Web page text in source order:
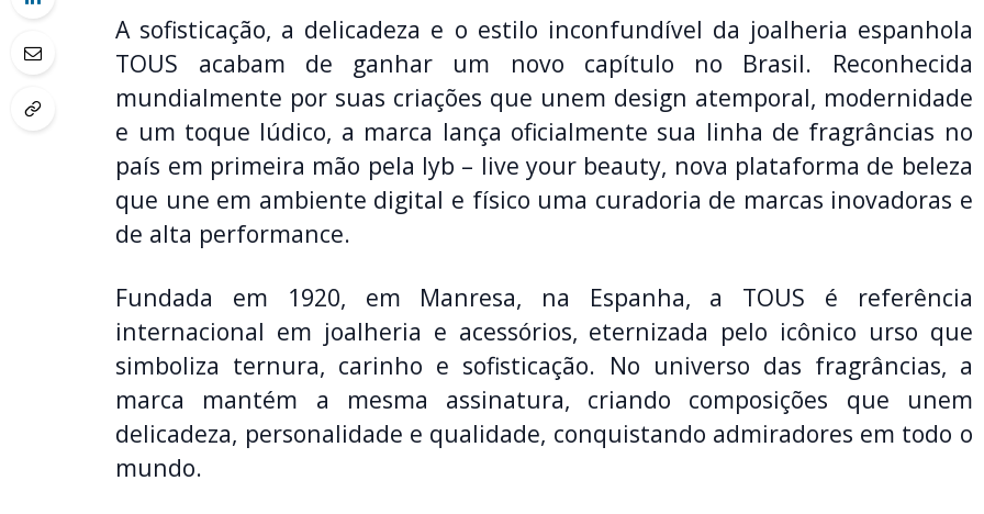
A sofisticação, a delicadeza e o estilo inconfundível da joalheria espanhola
TOUS acabam de ganhar um novo capítulo no Brasil. Reconhecida
mundialmente por suas criações que unem design atemporal, modernidade
e um toque lúdico, a marca lança oficialmente sua linha de fragrâncias no
país em primeira mão pela lyb – live your beauty, nova plataforma de beleza
que une em ambiente digital e físico uma curadoria de marcas inovadoras e
de alta performance.
Fundada em 1920, em Manresa, na Espanha, a TOUS é referência
internacional em joalheria e acessórios, eternizada pelo icônico urso que
simboliza ternura, carinho e sofisticação. No universo das fragrâncias, a
marca mantém a mesma assinatura, criando composições que unem
delicadeza, personalidade e qualidade, conquistando admiradores em todo o
mundo.